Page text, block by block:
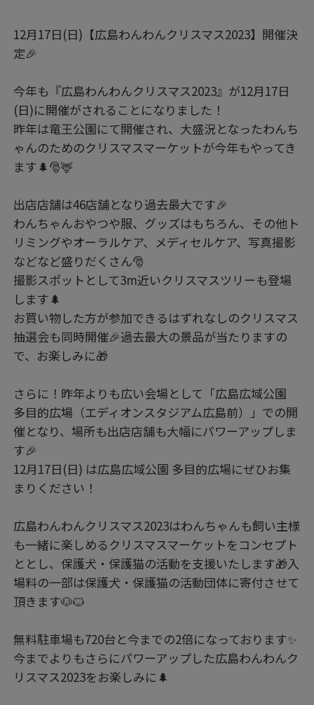
12月17日(日)【広島わんわんクリスマス2023】開催決
定🎉
今年も『広島わんわんクリスマス2023』が12月17日
(日)に開催がされることになりました！
昨年は竜王公園にて開催され、大盛況となったわんち
ゃんのためのクリスマスマーケットが今年もやってき
ます🌲🎅🦌
出店店舗は46店舗となり過去最大です🎉
わんちゃんおやつや服、グッズはもちろん、その他ト
リミングやオーラルケア、メディセルケア、写真撮影
などなど盛りだくさん🎅
撮影スポットとして3m近いクリスマスツリーも登場
します🌲
お買い物した方が参加できるはずれなしのクリスマス
抽選会も同時開催🎉過去最大の景品が当たりますの
で、お楽しみに🎁
さらに！昨年よりも広い会場として「広島広域公園
多目的広場（エディオンスタジアム広島前）」での開
催となり、場所も出店店舗も大幅にパワーアップしま
す🎉
12月17日(日) は広島広域公園 多目的広場にぜひお集
まりください！
広島わんわんクリスマス2023はわんちゃんも飼い主様
も一緒に楽しめるクリスマスマーケットをコンセプト
ととし、保護犬・保護猫の活動を支援いたします🎁入
場料の一部は保護犬・保護猫の活動団体に寄付させて
頂きます🐶🐱
無料駐車場も720台と今までの2倍になっております✨
今までよりもさらにパワーアップした広島わんわんク
リスマス2023をお楽しみに🌲